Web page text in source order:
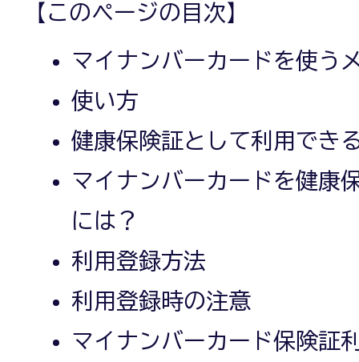
【このページの目次】
マイナンバーカードを使う
使い方
健康保険証として利用でき
マイナンバーカードを健康
には？
利用登録方法
利用登録時の注意
マイナンバーカード保険証